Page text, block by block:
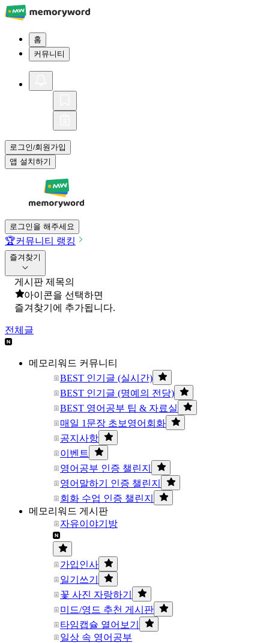
홈
커뮤니티
로그인/회원가입
앱 설치하기
로그인을 해주세요
🏆커뮤니티 랭킹
즐겨찾기
게시판 제목의
아이콘을 선택하면
즐겨찾기에 추가됩니다.
전체글
메모리워드 커뮤니티
BEST 인기글 (실시간)
BEST 인기글 (명예의 전당)
BEST 영어공부 팁 & 자료실
매일 1문장 초보영어회화
공지사항
이벤트
영어공부 인증 챌린지
영어말하기 인증 챌린지
회화 수업 인증 챌린지
메모리워드 게시판
자유이야기방
가입인사
일기쓰기
꽃 사진 자랑하기
미드/영드 추천 게시판
타임캡슐 열어보기
일상 속 영어공부